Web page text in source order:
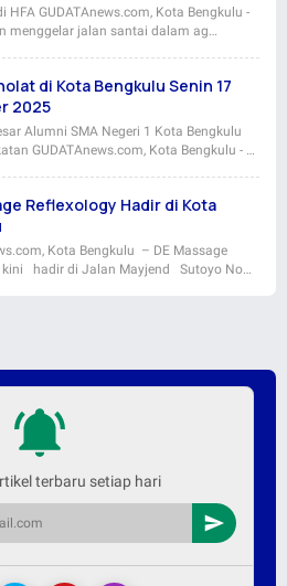
HFA GUDATAnews.com, Kota Bengkulu -
menggelar jalan santai dalam ag…
di Kota Bengkulu Senin 17
2025
Alumni SMA Negeri 1 Kota Bengkulu
GUDATAnews.com, Kota Bengkulu - …
Reflexology Hadir di Kota
Kota Bengkulu – DE Massage
kini hadir di Jalan Mayjend Sutoyo No…
terbaru setiap hari